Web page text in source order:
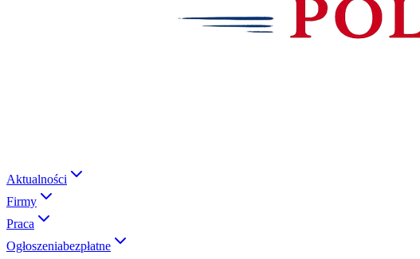
Aktualności
Firmy
Praca
Ogłoszeniabezpłatne